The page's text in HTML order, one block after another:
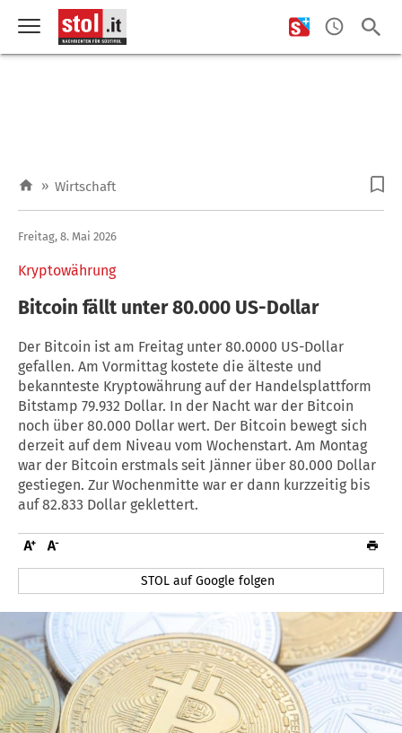
» Wirtschaft
Kryptowährung
Freitag, 8. Mai 2026
Bitcoin fällt unter 80.000 US-Dollar
Der Bitcoin ist am Freitag unter 80.0000 US-Dollar
gefallen. Am Vormittag kostete die älteste und
bekannteste Kryptowährung auf der Handelsplattform
Bitstamp 79.932 Dollar. In der Nacht war der Bitcoin
noch über 80.000 Dollar wert. Der Bitcoin bewegt sich
derzeit auf dem Niveau vom Wochenstart. Am Montag
war der Bitcoin erstmals seit Jänner über 80.000 Dollar
gestiegen. Zur Wochenmitte war er dann kurzzeitig bis
auf 82.833 Dollar geklettert.
STOL auf Google folgen